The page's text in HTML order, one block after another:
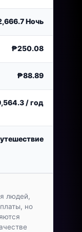
Ночь
₱250.08
₱88.89
/ год
людей,
но